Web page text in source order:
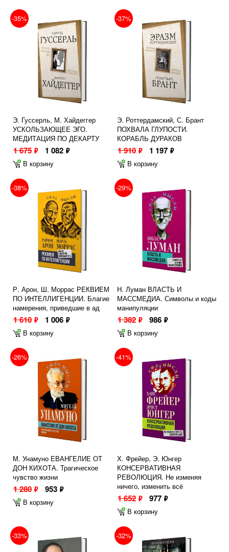
-35%
Э. Гуссерль, М. Хайдеггер
УСКОЛЬЗАЮЩЕЕ ЭГО.
МЕДИТАЦИЯ ПО ДЕКАРТУ
1 675 ф 1 082 ф
В корзину
-37%
Э. Роттердамский, С. Брант
ПОХВАЛА ГЛУПОСТИ.
КОРАБЛЬ ДУРАКОВ
1 910 ф 1 197 ф
В корзину
-38%
Р. Арон, Ш. Моррас РЕКВИЕМ
ПО ИНТЕЛЛИГЕНЦИИ. Благие
намерения, приведшие в ад
1 610 ф 1 006 ф
В корзину
-29%
Н. Луман ВЛАСТЬ И
МАССМЕДИА. Символы и коды
манипуляции
1 382 ф 986 ф
В корзину
-26%
М. Унамуно ЕВАНГЕЛИЕ ОТ
ДОН КИХОТА. Трагическое
чувство жизни
1 280 ф 953 ф
В корзину
-41%
Х. Фрейер, Э. Юнгер
КОНСЕРВАТИВНАЯ
РЕВОЛЮЦИЯ. Не изменяя
ничего, изменить всё
1 652 ф 977 ф
В корзину
-33% -32%